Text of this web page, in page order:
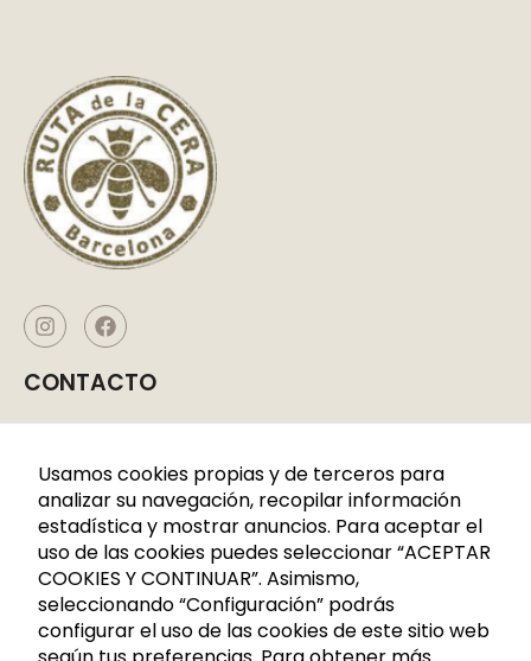
CONTACTO
C/CERDANYA 33-35
08140 Barcelona
+34 936 883 107
621 288 809
info@rutadelacera.es
Usamos cookies propias y de terceros para
analizar su navegación, recopilar información
estadística y mostrar anuncios. Para aceptar el
uso de las cookies puedes seleccionar “ACEPTAR
COOKIES Y CONTINUAR”. Asimismo,
seleccionando “Configuración” podrás
configurar el uso de las cookies de este sitio web